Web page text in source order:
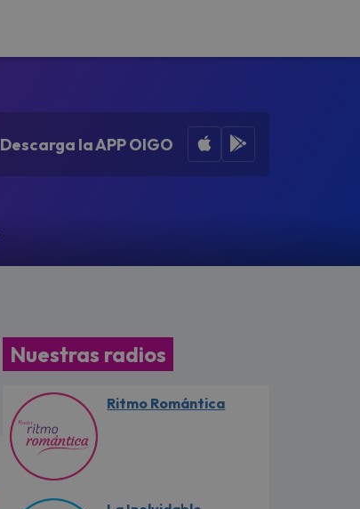
Descarga la APP OIGO Apple App Store
Nuestras radios
Ritmo Romántica